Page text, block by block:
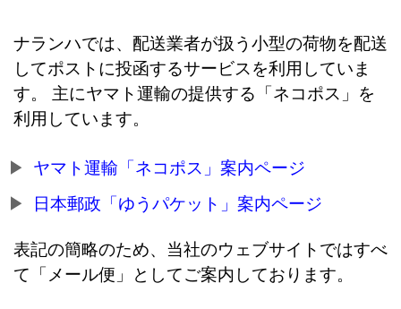
ナランハでは、配送業者が扱う小型の荷物を配送
してポストに投函するサービスを利用していま
す。 主にヤマト運輸の提供する「ネコポス」を
利用しています。
ヤマト運輸「ネコポス」案内ページ
日本郵政「ゆうパケット」案内ページ
表記の簡略のため、当社のウェブサイトではすべ
て「メール便」としてご案内しております。